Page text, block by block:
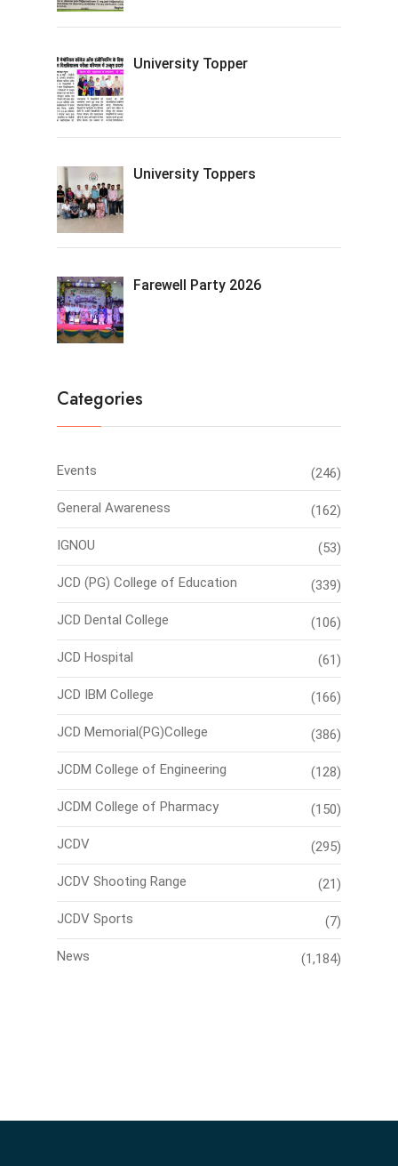
University Topper
University Toppers
Farewell Party 2026
Categories
Events (246)
General Awareness (162)
IGNOU (53)
JCD (PG) College of Education (339)
JCD Dental College (106)
JCD Hospital (61)
JCD IBM College (166)
JCD Memorial(PG)College (386)
JCDM College of Engineering (128)
JCDM College of Pharmacy (150)
JCDV (295)
JCDV Shooting Range (21)
JCDV Sports (7)
News (1,184)